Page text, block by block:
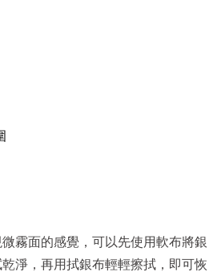
霧面的感覺，可以先使用軟布將銀
淨，再用拭銀布輕輕擦拭，即可恢